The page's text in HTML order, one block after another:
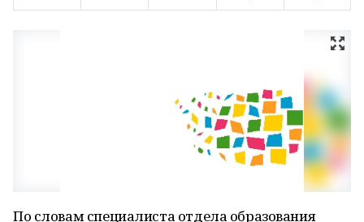
По словам специалиста отдела образования